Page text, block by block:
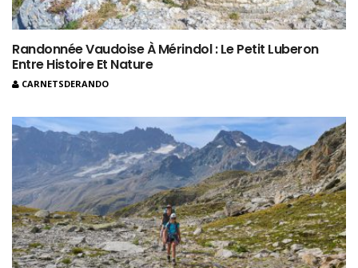
Randonnée Vaudoise À Mérindol : Le Petit Luberon
Entre Histoire Et Nature
CARNETSDERANDO